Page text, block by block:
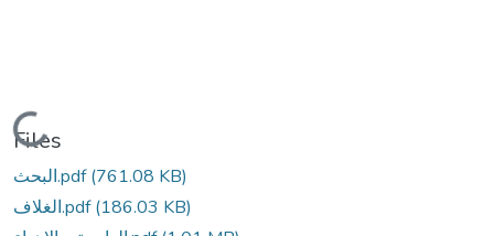
Loading...
Files
البحث.pdf(761.08 KB)
الغلاف.pdf(186.03 KB)